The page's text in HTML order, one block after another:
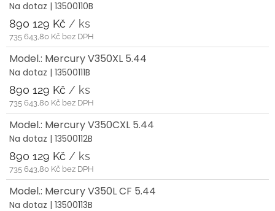
Na dotaz | 13500110B
890 129 Kč / ks
735 643,80 Kč bez DPH
Model.: Mercury V350XL 5.44
Na dotaz | 13500111B
890 129 Kč / ks
735 643,80 Kč bez DPH
Model.: Mercury V350CXL 5.44
Na dotaz | 13500112B
890 129 Kč / ks
735 643,80 Kč bez DPH
Model.: Mercury V350L CF 5.44
Na dotaz | 13500113B